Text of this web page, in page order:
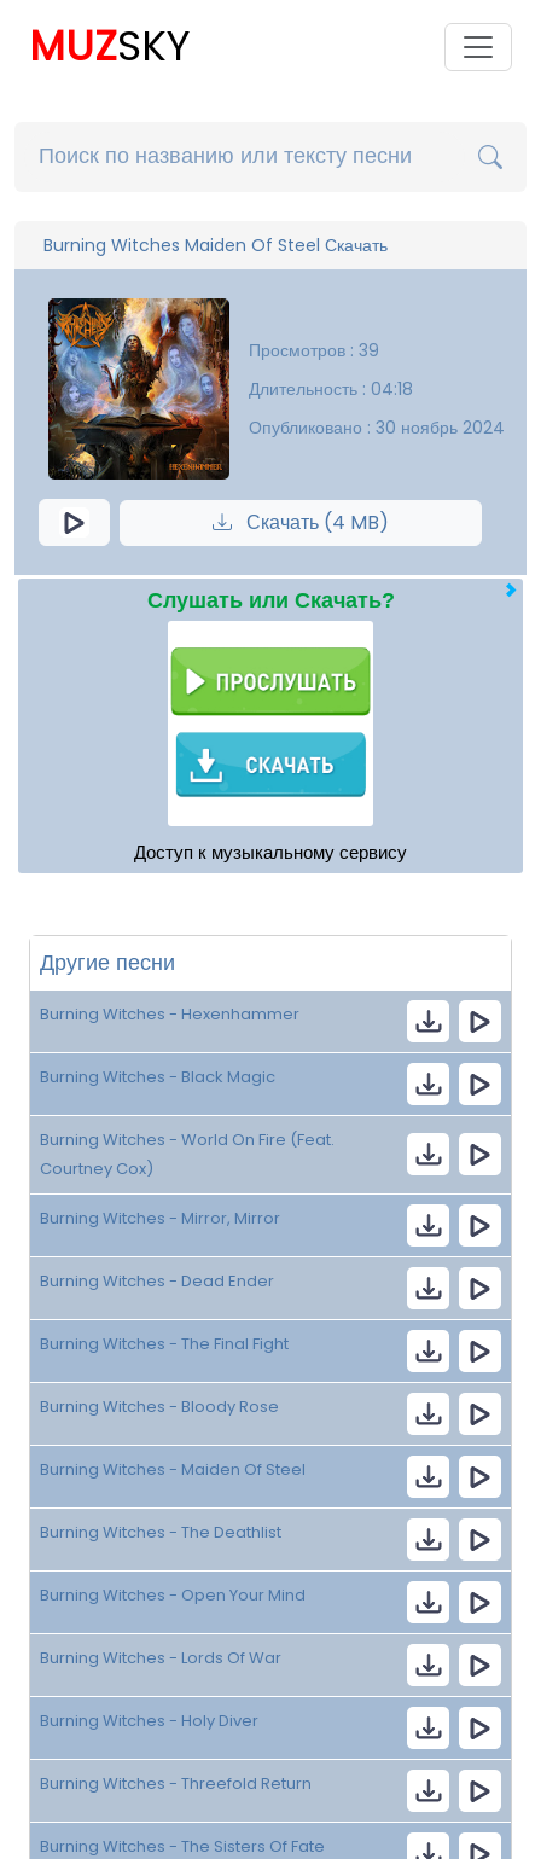
MUZSKY
Burning Witches Maiden Of Steel Скачать
Просмотров : 39
Длительность : 04:18
Опубликовано : 30 ноябрь 2024
Скачать (4 MB)
Слушать или Скачать?
Доступ к музыкальному сервису
Другие песни
Burning Witches - Hexenhammer
Burning Witches - Black Magic
Burning Witches - World On Fire (Feat.
Courtney Cox)
Burning Witches - Mirror, Mirror
Burning Witches - Dead Ender
Burning Witches - The Final Fight
Burning Witches - Bloody Rose
Burning Witches - Maiden Of Steel
Burning Witches - The Deathlist
Burning Witches - Open Your Mind
Burning Witches - Lords Of War
Burning Witches - Holy Diver
Burning Witches - Threefold Return
Burning Witches - The Sisters Of Fate